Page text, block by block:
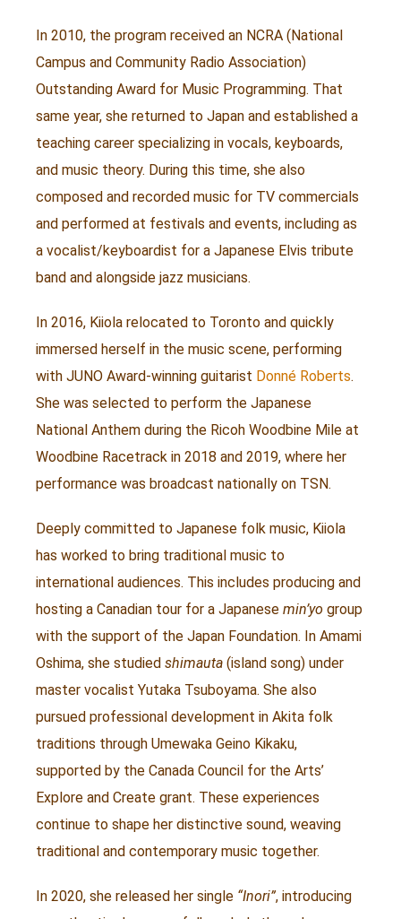
In 2010, the program received an NCRA (National
Campus and Community Radio Association)
Outstanding Award for Music Programming. That
same year, she returned to Japan and established a
teaching career specializing in vocals, keyboards,
and music theory. During this time, she also
composed and recorded music for TV commercials
and performed at festivals and events, including as
a vocalist/keyboardist for a Japanese Elvis tribute
band and alongside jazz musicians.
In 2016, Kiiola relocated to Toronto and quickly
immersed herself in the music scene, performing
with JUNO Award-winning guitarist Donné Roberts.
She was selected to perform the Japanese
National Anthem during the Ricoh Woodbine Mile at
Woodbine Racetrack in 2018 and 2019, where her
performance was broadcast nationally on TSN.
Deeply committed to Japanese folk music, Kiiola
has worked to bring traditional music to
international audiences. This includes producing and
hosting a Canadian tour for a Japanese min’yo group
with the support of the Japan Foundation. In Amami
Oshima, she studied shimauta (island song) under
master vocalist Yutaka Tsuboyama. She also
pursued professional development in Akita folk
traditions through Umewaka Geino Kikaku,
supported by the Canada Council for the Arts’
Explore and Create grant. These experiences
continue to shape her distinctive sound, weaving
traditional and contemporary music together.
In 2020, she released her single “Inori”, introducing